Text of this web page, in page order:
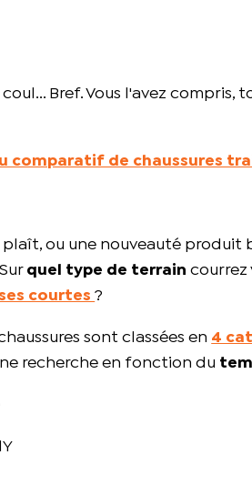
Bref. Vous l'avez compris,
comparatif de chaussures
ou une nouveauté produit
quel type de terraincourrez
courtes?
sont classées en 4
recherche en fonction du